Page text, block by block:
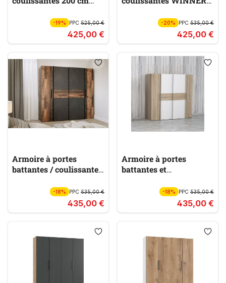
-19% PPC 525,00 €
425,00 €
-20% PPC535,00 €
425,00 €
Armoire à portes
battantes / coulissantes
-18% PPC 535,00 €
435,00 €
Armoire à portes
battantes et
-18% PPC535,00 €
435,00 €